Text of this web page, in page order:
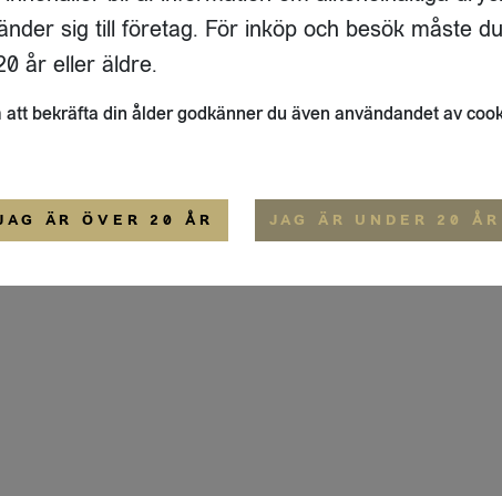
17 A
STOCKHOLM
FLAIVY
OM OSS
ALLMÄNNA VILLKOR
sig till företag. För inköp och besök måste du
år eller äldre.
att bekräfta din ålder godkänner du även användandet av
ÄR ÖVER 20 ÅR JAG ÄR UNDER 20 ÅR